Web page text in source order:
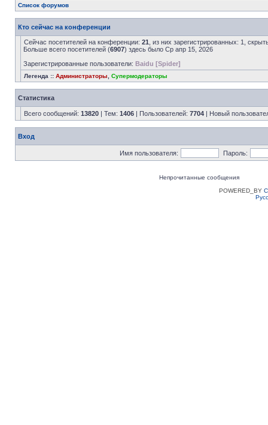
Список форумов
Кто сейчас на конференции
Сейчас посетителей на конференции: 21 , из них зарегистрированных: 1,
Больше всего посетителей (6907) здесь было Ср апр 15, 2026
Зарегистрированные пользователи: Baidu [Spider]
Легенда :: Администраторы Супермодераторы
Статистика
Всего сообщений: 13820 | Тем: 1406 | Пользователей: 7704 | Новый
Вход
Имя пользователя: Пароль:
Непрочитанные сообщения
POWERED_BY